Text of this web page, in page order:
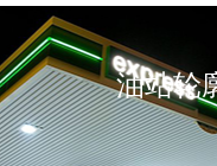
油站轮